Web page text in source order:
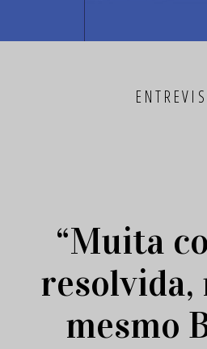
“Muita
resolvida,
mesmo